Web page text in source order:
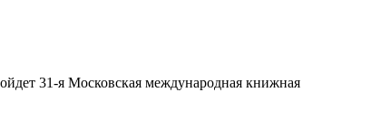
31-я Московская международная книжная